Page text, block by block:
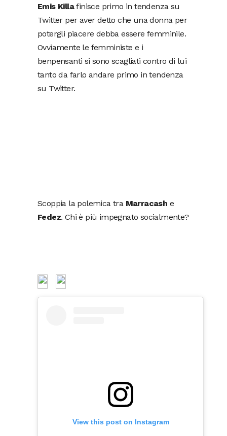
Emis Killafinisce primo in tendenza su
Twitter per aver detto che una donna per
potergli piacere debba essere femminile.
Ovviamente le femministe e i
benpensanti si sono scagliati contro di lui
tanto da farlo andare primo in tendenza
su Twitter.
Scoppia la polemica tra Marracash e
Fedez. Chi è più impegnato socialmente?
View this post on Instagram